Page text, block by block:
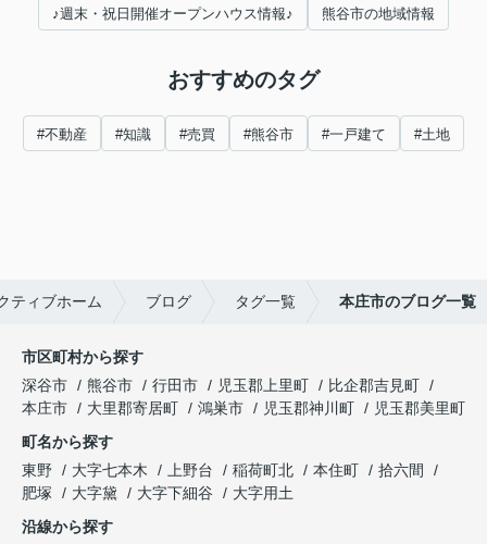
♪週末・祝日開催オープンハウス情報♪ 熊谷市の地域情報
おすすめのタグ
#不動産 #知識 #売買 #熊谷市 #一戸建て #土地
ティブホーム ブログ タグ一覧 本庄市のブログ一覧
市区町村から探す
深谷市
熊谷市 行田市 児玉郡上里町
比企郡吉見町
本庄市
大里郡寄居町 鴻巣市 児玉郡神川町
児玉郡美里町
町名から探す
東野
大字七本木 上野台 稲荷町北 本住町
拾六間
肥塚
大字黛 大字下細谷
大字用土
沿線から探す